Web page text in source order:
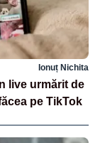
Ionuț Nichita
live urmărit de
pe TikTok